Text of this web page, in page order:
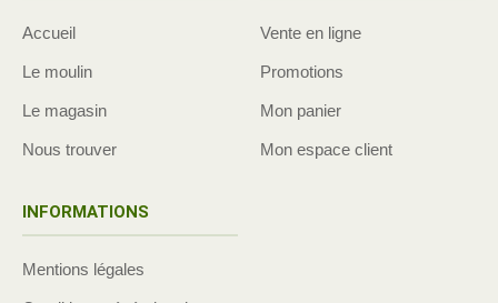
Accueil
Le moulin
Le magasin
Nous trouver
Vente en ligne
Promotions
Mon panier
Mon espace client
INFORMATIONS
Mentions légales